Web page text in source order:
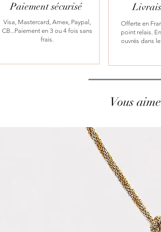
Paiement sécurisé
Visa, Mastercard, Amex, Paypal,
CB...Paiement en 3 ou 4 fois sans
frais.
Offerte en
point relais.
ouvrés dans
Vous